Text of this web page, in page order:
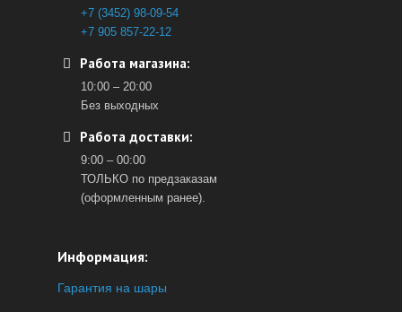
+7 (3452) 98-09-54
+7 905 857-22-12
Работа магазина:
10:00 – 20:00
Без выходных
Работа доставки:
9:00 – 00:00
ТОЛЬКО по предзаказам
(оформленным ранее).
Информация:
Гарантия на шары